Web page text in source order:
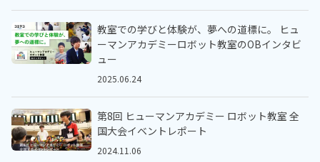
教室での学びと体験が、夢への道標に。 ヒュ
ーマンアカデミーロボット教室のOBインタビ
ュー
2025.06.24
第8回 ヒューマンアカデミー ロボット教室 全
国大会イベントレポート
2024.11.06